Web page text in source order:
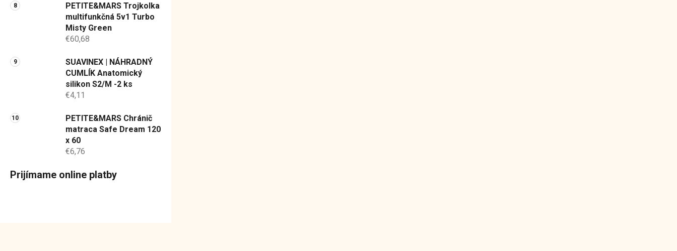
PETITE&MARS Trojkolka
multifunkčná 5v1 Turbo
Misty Green
€60,68
SUAVINEX | NÁHRADNÝ
CUMLÍK Anatomický
silikon S2/M -2 ks
€4,11
PETITE&MARS Chránič
matraca Safe Dream 120
x 60
€6,76
Prijímame online platby